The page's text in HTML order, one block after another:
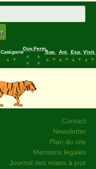
Catégorie
▲
▼
Ouv.
▲
▼
Ferm.
▲
▼
Sup.
▲
▼
Ani.
▲
▼
Esp.
▲
▼
Visit.
▲
▼
Contact
Newsletter
Plan du site
Mentions légales
Journal des mises à jour